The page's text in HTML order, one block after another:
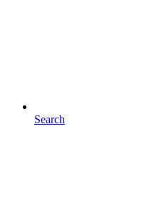
Search